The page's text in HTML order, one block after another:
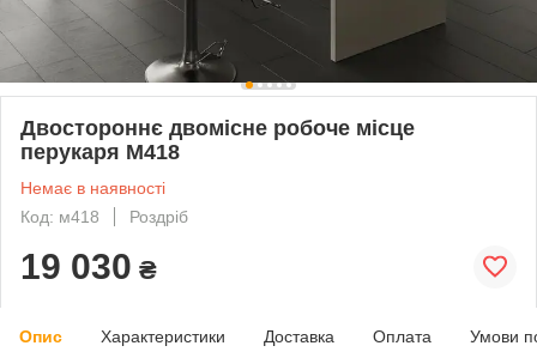
Двостороннє двомісне робоче місце
перукаря М418
Немає в наявності
Код: м418
Роздріб
19 030 ₴
Опис Характеристики Доставка Оплата Умови